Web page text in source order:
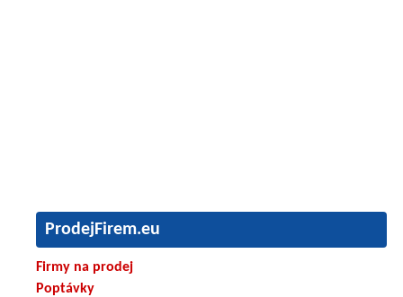
ProdejFirem.eu
Firmy na prodej
Poptávky